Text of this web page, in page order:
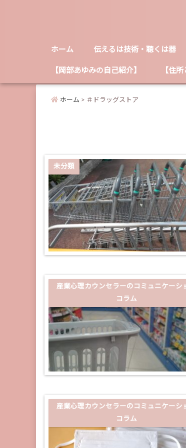
ホーム 伝えるは技術・聴くは器
【岡部あゆみの自己紹介】 【住
ホーム > ＃ドラッグストア
未分類
産業心理カウンセラーのコミュニケーシ
コラム
産業心理カウンセラーのコミュニケーシ
コラム